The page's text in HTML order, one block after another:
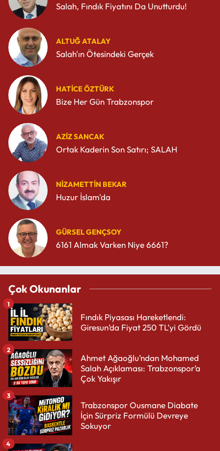
Salah, Fındık Fiyatını Da Unutturdu!
ALTUĞ ATALAY
Salah'ın Ötesindeki Gerçek
HATICE ÖZTÜRK
Bize Her Gün Trabzonspor
AZIZ SANCAK
Ortak Kaderin Son Satırı; SALAH
NIZAMETTIN BEKAR
Huzur İslam'da
GÜRSEL GENÇSOY
6161 Almak Varken Niye 6661?
Çok Okunanlar
Fındık Piyasası Hareketlendi:
Giresun’da Fiyat 250 TL’yi Gördü
1
Ahmet Ağaoğlu’ndan Mohamed
Salah Açıklaması: Trabzonspor’a
Çok Yakışır
2
Trabzonspor Ousmane Diabate
İçin Sürpriz Formülü Devreye
Sokuyor
3
4